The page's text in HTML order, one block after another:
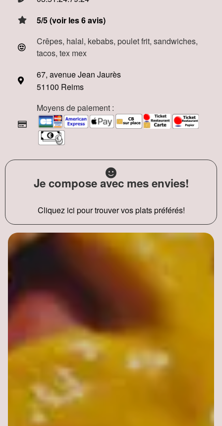
5/5 (voir les 6 avis)
Crêpes, halal, kebabs, poulet frit, sandwiches,
tacos, tex mex
67, avenue Jean Jaurès
51100 Reims
Moyens de paiement :
Je compose avec mes envies!
Cliquez ici pour trouver vos plats préférés!